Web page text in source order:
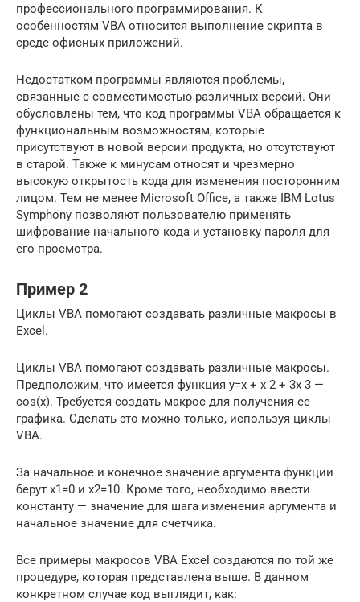
профессионального программирования. К
особенностям VBA относится выполнение скрипта в
среде офисных приложений.
Недостатком программы являются проблемы,
связанные с совместимостью различных версий. Они
обусловлены тем, что код программы VBA обращается к
функциональным возможностям, которые
присутствуют в новой версии продукта, но отсутствуют
в старой. Также к минусам относят и чрезмерно
высокую открытость кода для изменения посторонним
лицом. Тем не менее Microsoft Office, а также IBM Lotus
Symphony позволяют пользователю применять
шифрование начального кода и установку пароля для
его просмотра.
Пример 2
Циклы VBA помогают создавать различные макросы в
Excel.
Циклы VBA помогают создавать различные макросы.
Предположим, что имеется функция y=x + x 2 + 3x 3 —
cos(x). Требуется создать макрос для получения ее
графика. Сделать это можно только, используя циклы
VBA.
За начальное и конечное значение аргумента функции
берут x1=0 и x2=10. Кроме того, необходимо ввести
константу — значение для шага изменения аргумента и
начальное значение для счетчика.
Все примеры макросов VBA Excel создаются по той же
процедуре, которая представлена выше. В данном
конкретном случае код выглядит, как: